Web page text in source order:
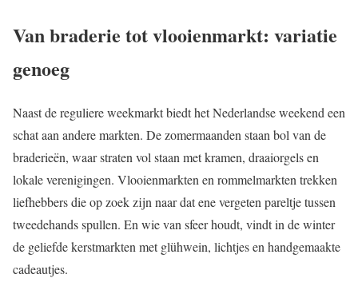
Van braderie tot vlooienmarkt: variatie
genoeg
Naast de reguliere weekmarkt biedt het Nederlandse weekend een
schat aan andere markten. De zomermaanden staan bol van de
braderieën, waar straten vol staan met kramen, draaiorgels en
lokale verenigingen. Vlooienmarkten en rommelmarkten trekken
liefhebbers die op zoek zijn naar dat ene vergeten pareltje tussen
tweedehands spullen. En wie van sfeer houdt, vindt in de winter
de geliefde kerstmarkten met glühwein, lichtjes en handgemaakte
cadeautjes.